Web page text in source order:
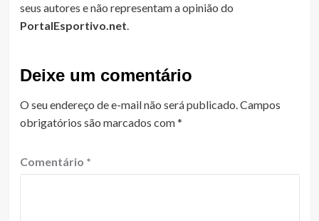
seus autores e não representam a opinião do
PortalEsportivo.net.
Deixe um comentário
O seu endereço de e-mail não será publicado.Campos
obrigatórios são marcados com*
Comentário *